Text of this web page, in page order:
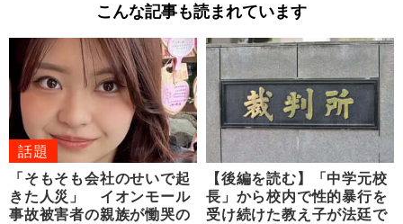
こんな記事も読まれています
話題
「そもそも会社のせいで起
きた人災」 イオンモール
事故被害者の親族が慟哭の
【後編を読む】「中学元校
長」から校内で性的暴行を
受け続けた教え子が法廷で